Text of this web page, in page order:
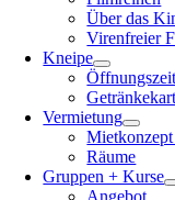
Über das
Virenfreier
Kneipe
Vermietung
Räume
Gruppen + Kurse
Angebot